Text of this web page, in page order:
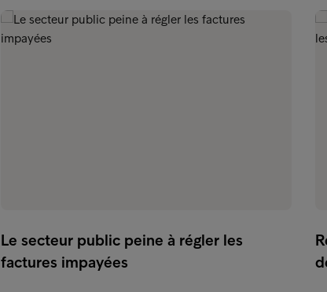
Le secteur public peine à régler les
factures impayées